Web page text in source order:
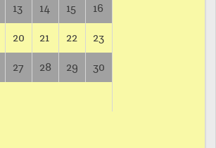
13 14 15 16
20 21 22 23
27 28 29 30